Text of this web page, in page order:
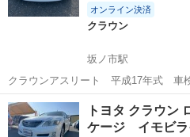
オンライン決済
クラウン
坂ノ市駅
クラウンアスリート 平成17年式
調 フルエアロ 19インチアルミ 社
ー 流れるサイドウィンカー テール
Bluetooth パワーシート ウ...
大分 大分市 坂ノ市駅 クラ
トヨタ クラウン
ケージ イモビ